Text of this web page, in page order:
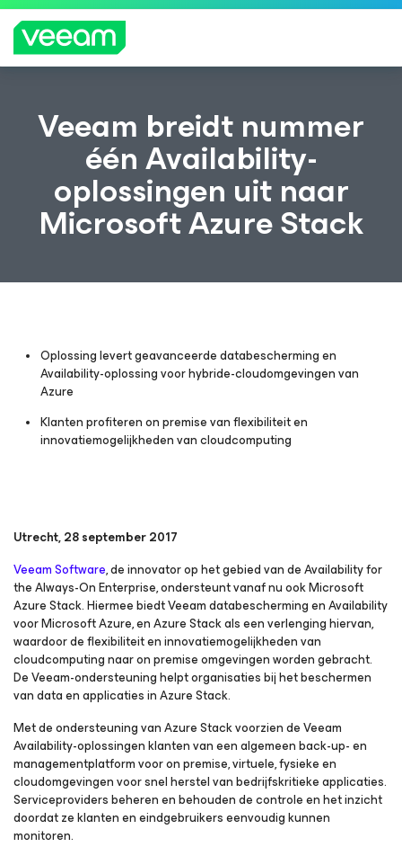
Richtlijnen van Veeam voor klanten die zijn
getroffen door de content-update van
CrowdStrike
LEZE
Veeam breidt nummer
één Availability-
oplossingen uit naar
Microsoft Azure Stack
Oplossing levert geavanceerde databescherming en
Availability-oplossing voor hybride-cloudomgevingen van
Azure
Klanten profiteren on premise van flexibiliteit en
innovatiemogelijkheden van cloudcomputing
Utrecht, 28 september 2017
Veeam Software, de innovator op het gebied van deAvailability for
the Always-On Enterprise, ondersteunt vanaf nu ook Microsoft
Azure Stack. Hiermee biedt Veeam databescherming en Availability
voor Microsoft Azure, en Azure Stack als een verlenging hiervan,
waardoor de flexibiliteit en innovatiemogelijkheden van
cloudcomputing naar on premise omgevingen worden gebracht.
De Veeam-ondersteuning helpt organisaties bij het beschermen
van data en applicaties in Azure Stack.
Met de ondersteuning van Azure Stack voorzien de Veeam
Availability-oplossingen klanten van een algemeen back-up- en
managementplatform voor on premise, virtuele, fysieke en
cloudomgevingen voor snel herstel van bedrijfskritieke applicaties.
Serviceproviders beheren en behouden de controle en het inzicht
doordat ze klanten en eindgebruikers eenvoudig kunnen
monitoren.